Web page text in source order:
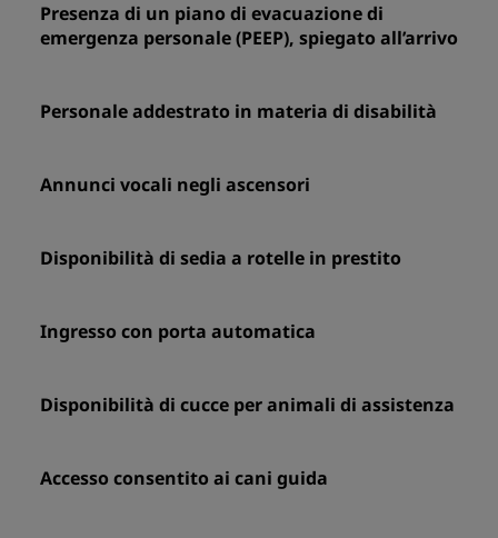
Presenza di un piano di evacuazione di
emergenza personale (PEEP), spiegato all’arrivo
Personale addestrato in materia di disabilità
Annunci vocali negli ascensori
Disponibilità di sedia a rotelle in prestito
Ingresso con porta automatica
Disponibilità di cucce per animali di assistenza
Accesso consentito ai cani guida